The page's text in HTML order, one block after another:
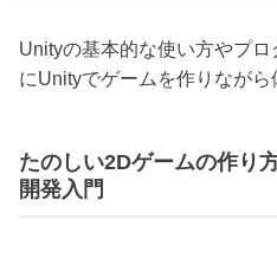
Unityの基本的な使い方やプ
にUnityでゲームを作りながら
たのしい2Dゲームの作り
開発入門